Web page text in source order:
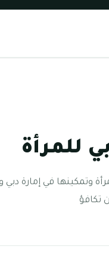
للمرأة
وتمكينها في إمارة
تكافؤ